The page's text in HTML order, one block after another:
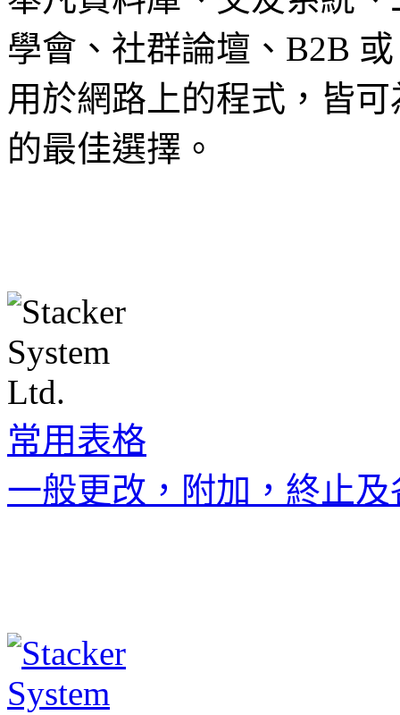
學會、社群論壇、B2B
用於網路上的程式，皆
的最佳選擇。
常用表格
一般更改，附加，終止